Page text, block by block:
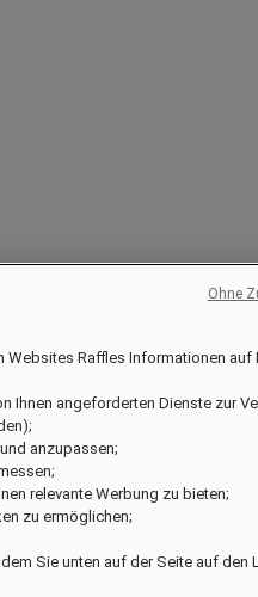
Websites Raffles Informationen auf
Ihnen angeforderten Dienste zur
anzupassen;
relevante Werbung zu bieten;
zu ermöglichen;
Sie unten auf der Seite auf den
Ohne